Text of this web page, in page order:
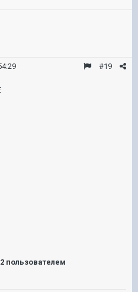
#19
пользователем